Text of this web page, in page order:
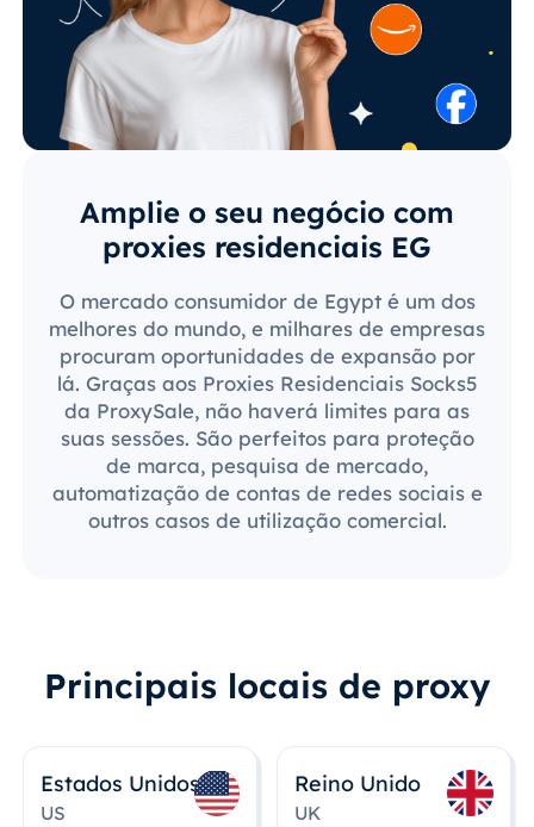
Amplie o seu negócio com
proxies residenciais EG
O mercado consumidor de Egypt é um dos
melhores do mundo, e milhares de empresas
procuram oportunidades de expansão por
lá. Graças aos Proxies Residenciais Socks5
da ProxySale, não haverá limites para as
suas sessões. São perfeitos para proteção
de marca, pesquisa de mercado,
automatização de contas de redes sociais e
outros casos de utilização comercial.
Principais locais de proxy
Estados Unidos
US
Reino Unido
UK